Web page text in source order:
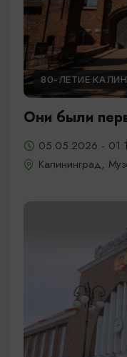
80-ЛЕТИЕ
Они были
05.05.2026 -
Калининград,